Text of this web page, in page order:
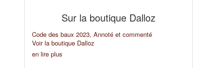
Sur la boutique Dalloz
Code des baux 2023, Annoté et commenté
Voir la boutique Dalloz
en lire plus